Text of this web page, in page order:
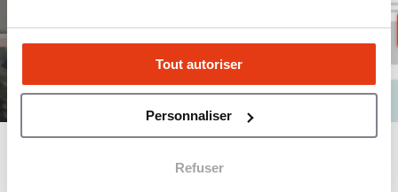
Tout autoriser
Personnaliser
Refuser
Un tournage pour vous